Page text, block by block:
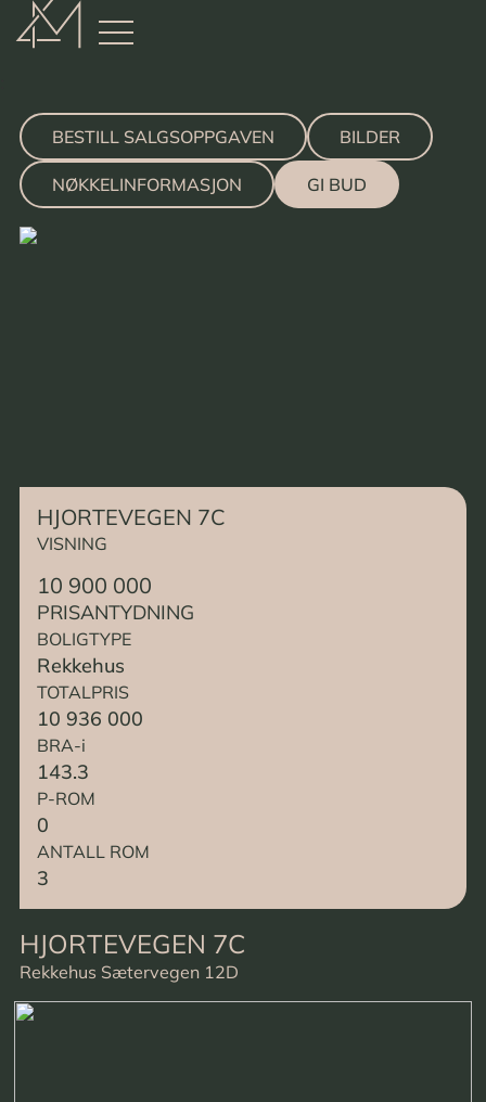
BESTILL SALGSOPPGAVEN BILDER
NØKKELINFORMASJON GI BUD
HJORTEVEGEN 7C
VISNING
10 900 000
PRISANTYDNING
BOLIGTYPE
Rekkehus
TOTALPRIS
10 936 000
BRA-i
143.3
P-ROM
0
ANTALL ROM
3
HJORTEVEGEN 7C
Rekkehus Sætervegen 12D